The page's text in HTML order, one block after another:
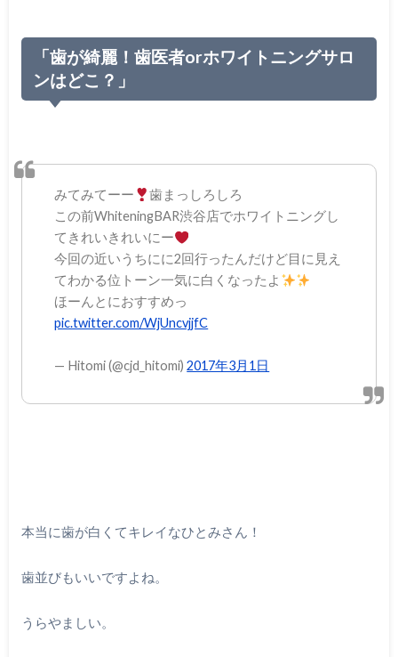
「歯が綺麗！歯医者orホワイトニングサロ
ンはどこ？」
みてみてーー
歯まっしろしろ
この前WhiteningBAR渋谷店でホワイトニングし
てきれいきれいにー
今回の近いうちにに2回行ったんだけど目に見え
てわかる位トーン一気に白くなったよ
ほーんとにおすすめっ
pic.twitter.com/WjUncvjjfC
— Hitomi (@cjd_hitomi)2017年3月1日
本当に歯が白くてキレイなひとみさん！
歯並びもいいですよね。
うらやましい。